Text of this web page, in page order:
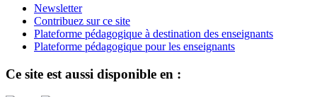
Newsletter
Contribuez sur ce site
Plateforme pédagogique à destination des enseignants
Plateforme pédagogique pour les enseignants
Ce site est aussi disponible en :